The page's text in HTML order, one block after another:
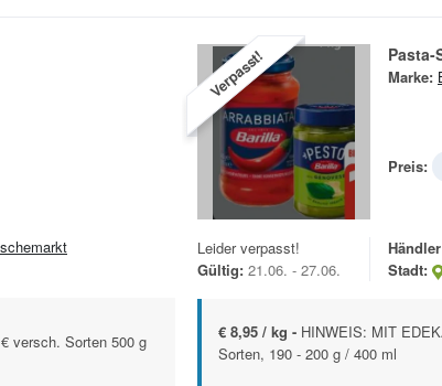
versch. Sorten 500 g
Verpasst! Pasta-
Marke:
Preis:
Leider verpasst!
Gültig: 21.06. - 27.06.
Stadt:
€ 8,95 / kg - HINWEIS: MIT
Sorten, 190 - 200 g / 400 ml